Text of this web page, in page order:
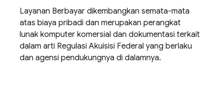
Layanan Berbayar dikembangkan semata-mata
atas biaya pribadi dan merupakan perangkat
lunak komputer komersial dan dokumentasi terkait
dalam arti Regulasi Akuisisi Federal yang berlaku
dan agensi pendukungnya di dalamnya.